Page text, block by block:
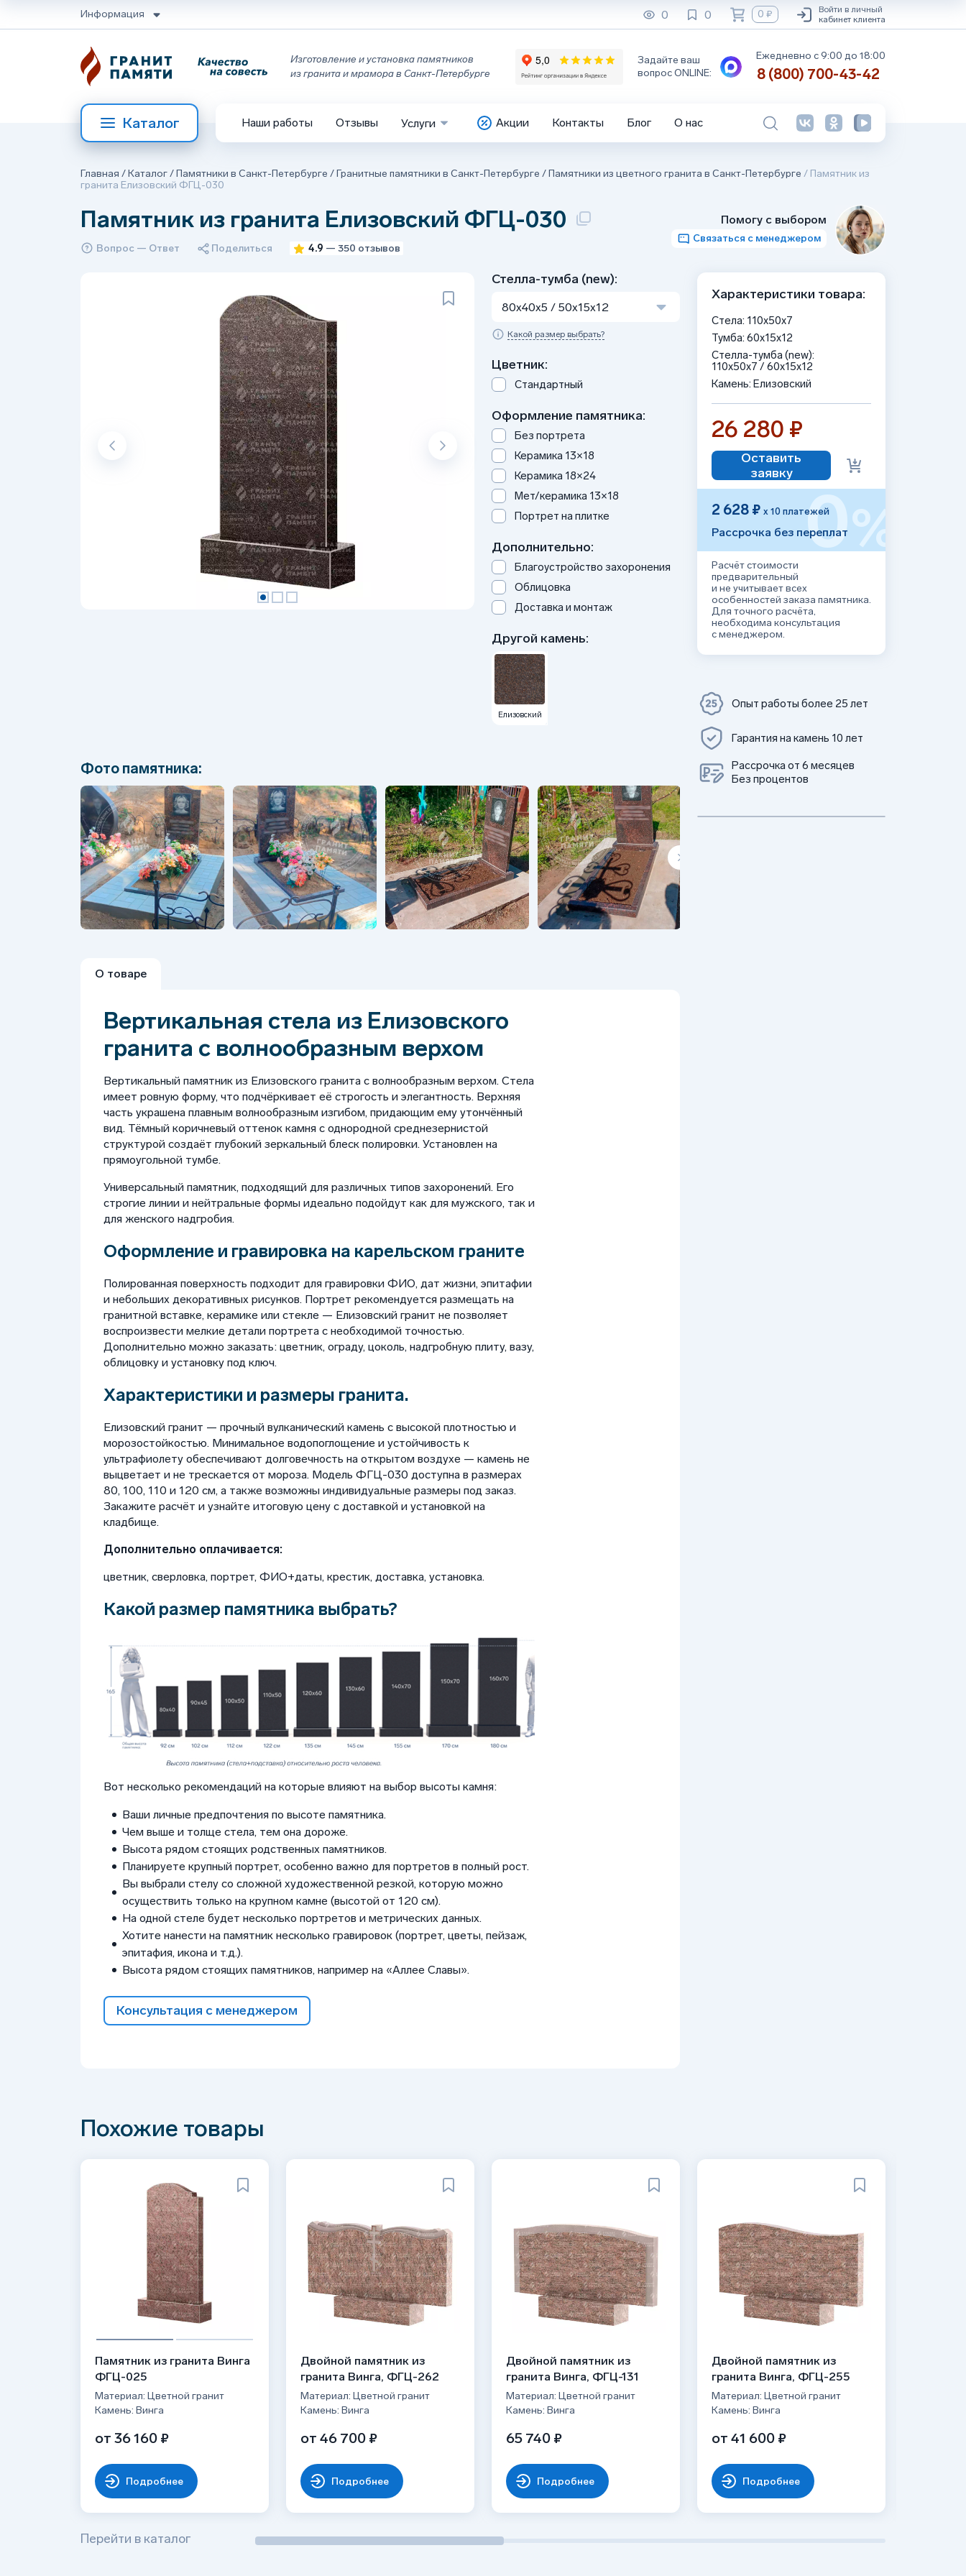
Информация 0 0 0 ₽
Войти в личный
кабинет клиента
Изготовление и установка памятников
из гранита и мрамора в Санкт-Петербурге
Задайте ваш
вопрос ONLINE:
Ежедневно с 9:00 до 18:00
8 (800) 700-43-42
Каталог Наши работы Отзывы Услуги Акции Контакты Блог О нас
Главная /Каталог/Памятники в Санкт-Петербурге /Гранитные памятники в Санкт-Петербурге /Памятники из цветного гранита в Санкт-Петербурге / Памятник из
гранита Елизовский ФГЦ-030
Памятник из гранита Елизовский ФГЦ-030
Вопрос — Ответ Поделиться 4.9 — 350 отзывов
Помогу с выбором
Связаться с менеджером
Стелла-тумба (new):
80x40x5 / 50x15x12
Какой размер выбрать?
Цветник:
Стандартный
Оформление памятника:
Без портрета
Керамика 13×18
Керамика 18×24
Мет/керамика 13×18
Портрет на плитке
Дополнительно:
Благоустройство захоронения
Облицовка
Доставка и монтаж
Другой камень:
Елизовский
Фото памятника:
О товаре
Вертикальная стела из Елизовского
гранита с волнообразным верхом
Вертикальный памятник из Елизовского гранита с волнообразным верхом. Стела
имеет ровную форму, что подчёркивает её строгость и элегантность. Верхняя
часть украшена плавным волнообразным изгибом, придающим ему утончённый
вид. Тёмный коричневый оттенок камня с однородной среднезернистой
структурой создаёт глубокий зеркальный блеск полировки. Установлен на
прямоугольной тумбе.
Универсальный памятник, подходящий для различных типов захоронений. Его
строгие линии и нейтральные формы идеально подойдут как для мужского, так и
для женского надгробия.
Оформление и гравировка на карельском граните
Полированная поверхность подходит для гравировки ФИО, дат жизни, эпитафии
и небольших декоративных рисунков. Портрет рекомендуется размещать на
гранитной вставке, керамике или стекле — Елизовский гранит не позволяет
воспроизвести мелкие детали портрета с необходимой точностью.
Дополнительно можно заказать: цветник, ограду, цоколь, надгробную плиту, вазу,
облицовку и установку под ключ.
Характеристики и размеры гранита.
Елизовский гранит — прочный вулканический камень с высокой плотностью и
морозостойкостью. Минимальное водопоглощение и устойчивость к
ультрафиолету обеспечивают долговечность на открытом воздухе — камень не
выцветает и не трескается от мороза. Модель ФГЦ-030 доступна в размерах
80, 100, 110 и 120 см, а также возможны индивидуальные размеры под заказ.
Закажите расчёт и узнайте итоговую цену с доставкой и установкой на
кладбище.
Дополнительно оплачивается:
цветник, сверловка, портрет, ФИО+даты, крестик, доставка, установка.
Какой размер памятника выбрать?
Вот несколько рекомендаций на которые влияют на выбор высоты камня:
Ваши личные предпочтения по высоте памятника.
Чем выше и толще стела, тем она дороже.
Высота рядом стоящих родственных памятников.
Планируете крупный портрет, особенно важно для портретов в полный рост.
Вы выбрали стелу со сложной художественной резкой, которую можно
осуществить только на крупном камне (высотой от 120 см).
На одной стеле будет несколько портретов и метрических данных.
Хотите нанести на памятник несколько гравировок (портрет, цветы, пейзаж,
эпитафия, икона и т.д.).
Высота рядом стоящих памятников, например на «Аллее Славы».
Консультация с менеджером
Характеристики товара:
Стела: 110x50x7
Тумба: 60x15x12
Стелла-тумба (new):
110x50x7 / 60x15x12
Камень: Елизовский
26 280 ₽
Оставить
заявку
2 628 ₽ х 10 платежей
Рассрочка без переплат
0%
Расчёт стоимости
предварительный
и не учитывает всех
особенностей заказа памятника.
Для точного расчёта,
необходима консультация
с менеджером.
Опыт работы более 25 лет
Гарантия на камень 10 лет
Рассрочка от 6 месяцев
Без процентов
Похожие товары
Памятник из гранита Винга
ФГЦ-025
Материал: Цветной гранит
Камень: Винга
от 36 160 ₽
Подробнее
Двойной памятник из
гранита Винга, ФГЦ-262
Материал: Цветной гранит
Камень: Винга
от 46 700 ₽
Подробнее
Двойной памятник из
гранита Винга, ФГЦ-131
Материал: Цветной гранит
Камень: Винга
65 740 ₽
Подробнее
Двойной памятник из
гранита Винга, ФГЦ-255
Материал: Цветной гранит
Камень: Винга
от 41 600 ₽
Подробнее
Перейти в каталог